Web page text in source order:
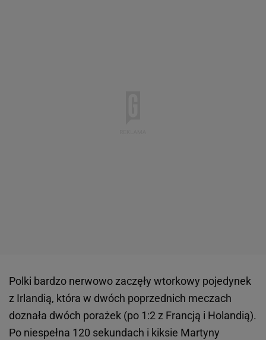
Polki bardzo nerwowo zaczęły wtorkowy pojedynek
z Irlandią, która w dwóch poprzednich meczach
doznała dwóch porażek (po 1:2 z Francją i Holandią).
Po niespełna 120 sekundach i kiksie Martyny